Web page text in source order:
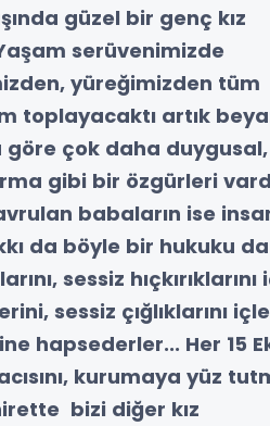
güzel bir genç kız
serüvenimizde
yüreğimizden tüm
toplayacaktı artık
çok daha
gibi bir özgürleri
babaların ise
da böyle bir hukuku da
sessiz hıçkırıklarını
sessiz çığlıklarını
hapsederler... Her 15
kurumaya yüz
bizi diğer kız